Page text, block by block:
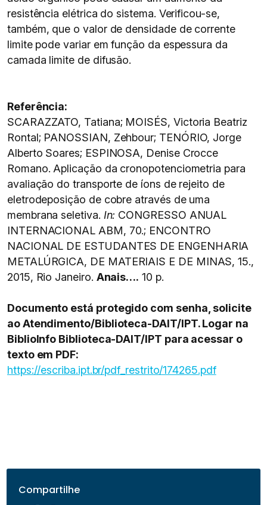
resistência elétrica do sistema. Verificou-se,
também, que o valor de densidade de corrente
limite pode variar em função da espessura da
camada limite de difusão.
Referência:
SCARAZZATO, Tatiana; MOISÉS, Victoria Beatriz
Rontal; PANOSSIAN, Zehbour; TENÓRIO, Jorge
Alberto Soares; ESPINOSA, Denise Crocce
Romano. Aplicação da cronopotenciometria para
avaliação do transporte de íons de rejeito de
eletrodeposição de cobre através de uma
membrana seletiva. In: CONGRESSO ANUAL
INTERNACIONAL ABM, 70.; ENCONTRO
NACIONAL DE ESTUDANTES DE ENGENHARIA
METALÚRGICA, DE MATERIAIS E DE MINAS, 15.,
2015, Rio Janeiro. Anais…. 10 p.
Documento está protegido com senha, solicite
ao Atendimento/Biblioteca-DAIT/IPT. Logar na
BiblioInfo Biblioteca-DAIT/IPT para acessar o
texto em PDF:
https://escriba.ipt.br/pdf_restrito/174265.pdf
Compartilhe